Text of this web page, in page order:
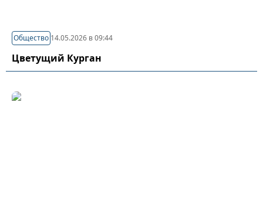
Общество 14.05.2026 в 09:44
Цветущий Курган